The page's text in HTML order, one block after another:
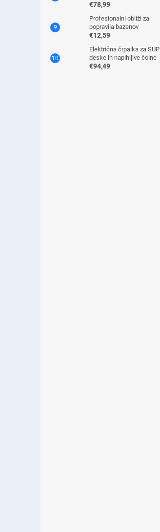
€78,99
Profesionalni obliži za
popravila bazenov
€12,59
Električna črpalka za SUP
deske in napihljive čolne
€94,49